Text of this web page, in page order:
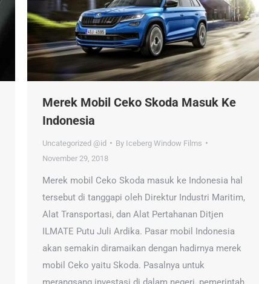
Merek Mobil Ceko Skoda Masuk Ke
Indonesia
Uncategorized @id By Iceberg Window Films
November 29, 2018
Merek mobil Ceko Skoda masuk ke Indonesia hal
tersebut di tanggapi oleh Direktur Industri Maritim,
Alat Transportasi, dan Alat Pertahanan Ditjen
ILMATE Putu Juli Ardika. Pasar mobil Indonesia
akan semakin diramaikan dengan hadirnya merek
mobil Ceko yaitu Skoda. Pasalnya untuk